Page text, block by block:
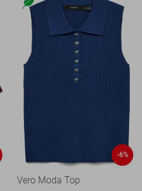
-6%
Vero Moda Top